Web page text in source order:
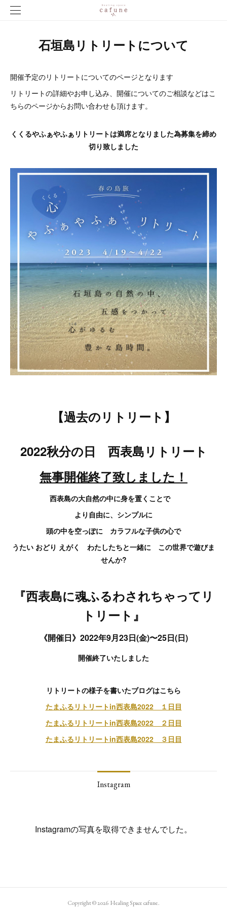
石垣島リトリートについて
開催予定のリトリートについてのページとなります
リトリートの詳細やお申し込み、開催についてのご相談などはこ
ちらのページからお問い合わせも頂けます。
くくるやふぁやふぁリトリートは満席となりました為募集を締め
切り致しました
【過去のリトリート】
2022秋分の日 西表島リトリート
無事開催終了致しました！
西表島の大自然の中に身を置くことで
より自由に、シンプルに
頭の中を空っぽに カラフルな子供の心で
うたい おどり えがく わたしたちと一緒に この世界で遊びま
せんか?
『西表島に魂ふるわされちゃってリ
トリート』
《開催日》2022年9月23日(金)〜25日(日)
開催終了いたしました
リトリートの様子を書いたブログはこちら
たまふるリトリートin西表島2022 １日目
たまふるリトリートin西表島2022 ２日目
たまふるリトリートin西表島2022 ３日目
Instagram
Instagramの写真を取得できませんでした。
Copyright ©2026 Healing Space cafune.